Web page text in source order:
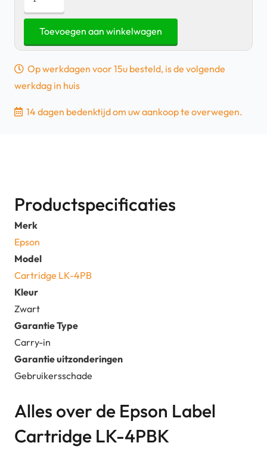
Label
Cartridge
LK-
Zwart/Roze
12mm
5m
Toevoegen aan winkelwagen
Op werkdagen voor 15u besteld, is de volgende
werkdag in huis
14 dagen bedenktijd om uw aankoop te overwegen.
Productspecificaties
Merk
Epson
Model
Cartridge LK-4PB
Kleur
Zwart
Garantie Type
Carry-in
Garantie uitzonderingen
Gebruikersschade
Alles over de Epson Label
Cartridge LK-4PBK